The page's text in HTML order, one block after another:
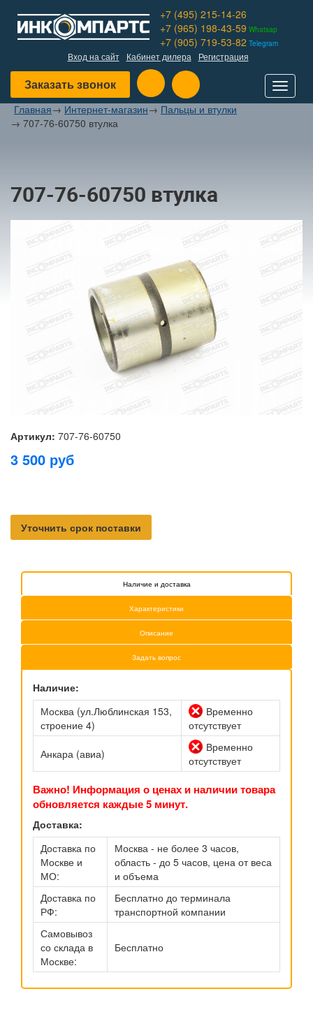
+7 (495) 215-14-26
+7 (965) 198-43-59 Whatsap
+7 (905) 719-53-82 Telegram
Вход на сайт Кабинет дилера Регистрация
Заказать звонок
Toggle
Главная→ Интернет-магазин→ Пальцы и втулки
→ 707-76-60750 втулка
707-76-60750 втулка
Артикул: 707-76-60750
3 500 руб
Уточнить срок поставки
Наличие и доставка
Характеристики
Описание
Задать вопрос
Наличие:
Москва (ул.Люблинская 153,
строение 4)
Временно
отсутствует
Анкара (авиа)
Временно
отсутствует
Важно! Информация о ценах и наличии товара
обновляется каждые 5 минут.
Доставка:
Доставка по
Москве и
МО:
Москва - не более 3 часов,
область - до 5 часов, цена от веса
и объема
Доставка по
РФ:
Бесплатно до терминала
транспортной компании
Самовывоз
со склада в
Москве:
Бесплатно